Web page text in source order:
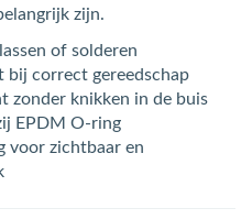
zijn.
of solderen
correct gereedschap
zonder knikken in de buis
EPDM O-ring
voor zichtbaar en